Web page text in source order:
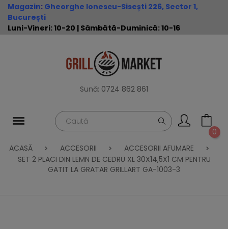
Magazin: Gheorghe Ionescu-Sisești 226, Sector 1,
București
Luni-Vineri: 10-20 | Sâmbătă-Duminică: 10-16
Sună: 0724 862 861
0
ACASĂ
ACCESORII
ACCESORII AFUMARE
SET 2 PLACI DIN LEMN DE CEDRU XL 30X14,5X1 CM PENTRU
GATIT LA GRATAR GRILLART GA-1003-3